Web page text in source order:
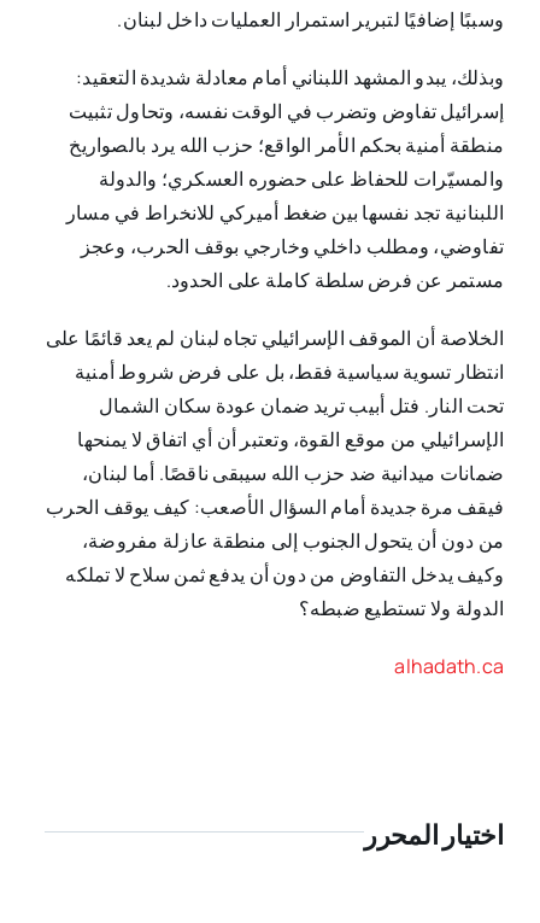
وسببًا إضافيًا لتبرير استمرار العمليات داخل لبنان.
وبذلك، يبدو المشهد اللبناني أمام معادلة شديدة التعقيد:
إسرائيل تفاوض وتضرب في الوقت نفسه، وتحاول تثبيت
منطقة أمنية بحكم الأمر الواقع؛ حزب الله يرد بالصواريخ
والمسيّرات للحفاظ على حضوره العسكري؛ والدولة
اللبنانية تجد نفسها بين ضغط أميركي للانخراط في مسار
تفاوضي، ومطلب داخلي وخارجي بوقف الحرب، وعجز
مستمر عن فرض سلطة كاملة على الحدود.
الخلاصة أن الموقف الإسرائيلي تجاه لبنان لم يعد قائمًا على
انتظار تسوية سياسية فقط، بل على فرض شروط أمنية
تحت النار. فتل أبيب تريد ضمان عودة سكان الشمال
الإسرائيلي من موقع القوة، وتعتبر أن أي اتفاق لا يمنحها
ضمانات ميدانية ضد حزب الله سيبقى ناقصًا. أما لبنان،
فيقف مرة جديدة أمام السؤال الأصعب: كيف يوقف الحرب
من دون أن يتحول الجنوب إلى منطقة عازلة مفروضة،
وكيف يدخل التفاوض من دون أن يدفع ثمن سلاح لا تملكه
الدولة ولا تستطيع ضبطه؟
alhadath.ca
اختيار المحرر